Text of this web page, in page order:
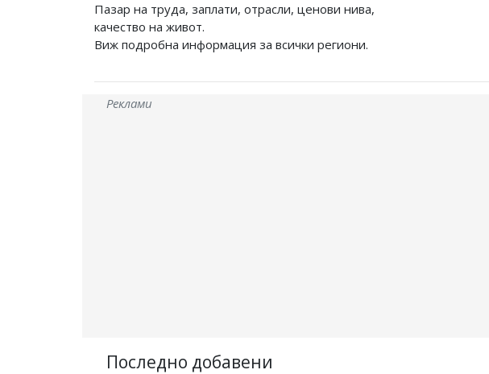
Пазар на труда, заплати, отрасли, ценови нива,
качество на живот.
Виж подробна информация за всички региони.
Реклами
Последно добавени